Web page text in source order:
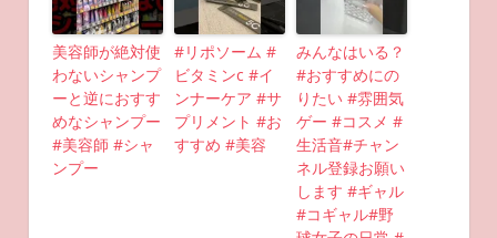
美容師が絶対使
わないシャンプ
ーと逆におすす
めなシャンプー
#美容師 #シャ
ンプー
#リポソーム #
ビタミンc #イ
ンナーケア #サ
プリメント #お
すすめ #美容
みんなはいる？
#おすすめにの
りたい #雰囲気
ゲー #コスメ #
生活音#チャン
ネル登録お願い
します #ギャル
#コギャル#野